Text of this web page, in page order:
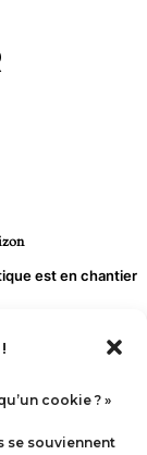
cookie ? »
se souviennent
est en chantier